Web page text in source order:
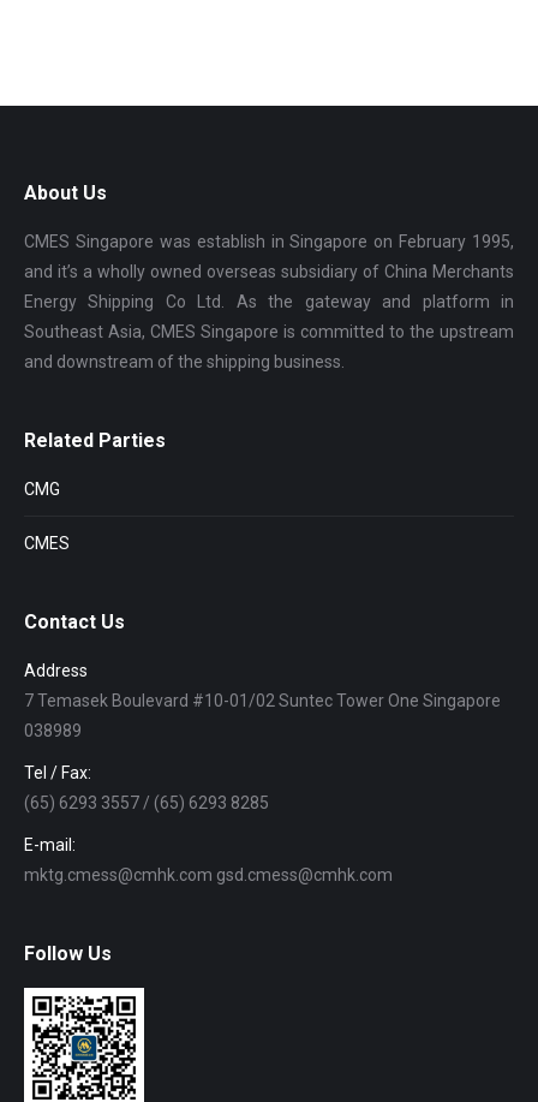
About Us
CMES Singapore was establish in Singapore on February 1995,
and it’s a wholly owned overseas subsidiary of China Merchants
Energy Shipping Co Ltd. As the gateway and platform in
Southeast Asia, CMES Singapore is committed to the upstream
and downstream of the shipping business.
Related Parties
CMG
CMES
Contact Us
Address
7 Temasek Boulevard #10-01/02 Suntec Tower One Singapore
038989
Tel / Fax:
(65) 6293 3557 / (65) 6293 8285
E-mail:
mktg.cmess@cmhk.com gsd.cmess@cmhk.com
Follow Us